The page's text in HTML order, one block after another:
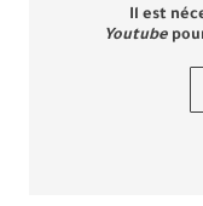
Il est
Youtube